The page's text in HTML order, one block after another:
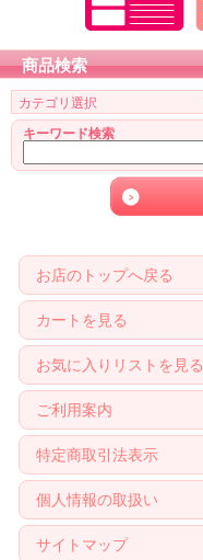
商品検索
キーワード検索
お店のトップへ戻る
カートを見る
お気に入りリストを見る
ご利用案内
特定商取引法表示
個人情報の取扱い
サイトマップ